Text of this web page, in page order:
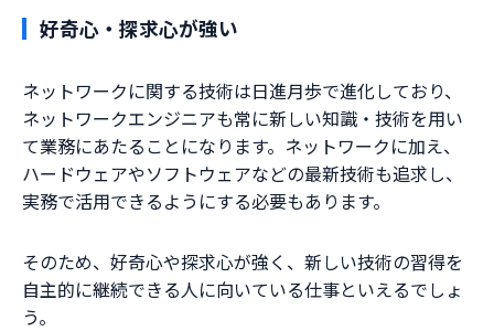
好奇心・探求心が強い
ネットワークに関する技術は日進月歩で進化しており、
ネットワークエンジニアも常に新しい知識・技術を用い
て業務にあたることになります。ネットワークに加え、
ハードウェアやソフトウェアなどの最新技術も追求し、
実務で活用できるようにする必要もあります。
そのため、好奇心や探求心が強く、新しい技術の習得を
自主的に継続できる人に向いている仕事といえるでしょ
う。